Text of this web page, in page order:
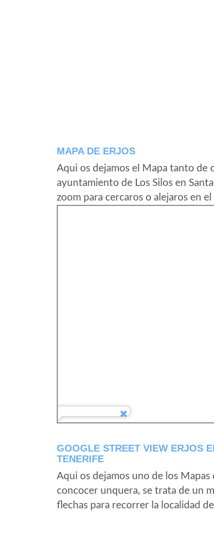
MAPA DE ERJOS
Aqui os dejamos el Mapa tanto de
ayuntamiento de Los Silos en
zoom para cercaros o alejaros en el
GOOGLE STREET VIEW ERJOS
TENERIFE
Aqui os dejamos uno de los Mapas
concocer unquera, se trata de un
flechas para recorrer la localidad